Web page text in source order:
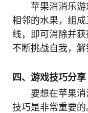
苹果消消乐
相邻的水果，组
线，即可消除并
不断挑战自我，解
四、游戏技巧分享
要想在苹果
技巧是非常重要